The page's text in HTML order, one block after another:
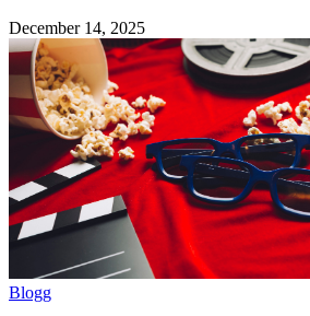
December 14, 2025
Blogg